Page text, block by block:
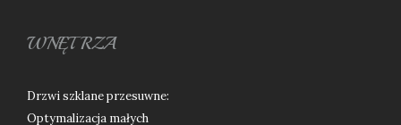
WNĘTRZA
Drzwi szklane przesuwne:
Optymalizacja małych